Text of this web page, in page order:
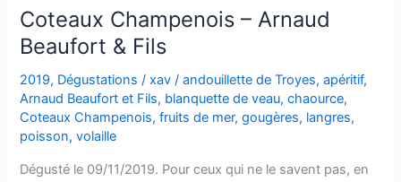
Coteaux Champenois – Arnaud
Beaufort & Fils
2019, Dégustations /xav/andouillette de Troyes,apéritif,
Arnaud Beaufort et Fils, blanquette de veau,chaource,
Coteaux Champenois,fruits de mer,gougères, langres,
poisson,volaille
Dégusté le 09/11/2019. Pour ceux qui ne le savent pas, en